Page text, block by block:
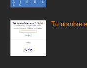
Tu nombre